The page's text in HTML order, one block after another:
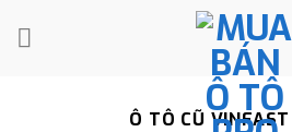
Ô TÔ CŨ